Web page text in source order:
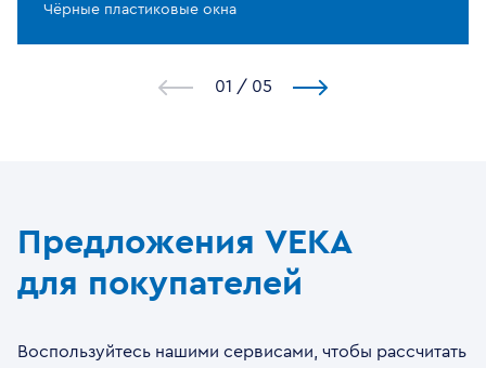
Чёрные пластиковые окна
1 / 5
Предложения VEKA
для покупателей
Воспользуйтесь нашими сервисами, чтобы рассчитать